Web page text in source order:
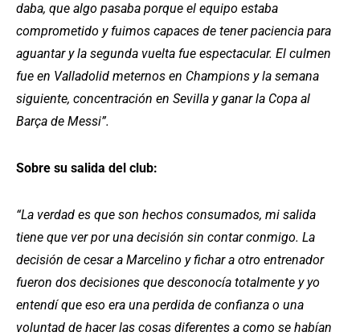
daba, que algo pasaba porque el equipo estaba
comprometido y fuimos capaces de tener paciencia para
aguantar y la segunda vuelta fue espectacular. El culmen
fue en Valladolid meternos en Champions y la semana
siguiente, concentración en Sevilla y ganar la Copa al
Barça de Messi”.
Sobre su salida del club:
“La verdad es que son hechos consumados, mi salida
tiene que ver por una decisión sin contar conmigo. La
decisión de cesar a Marcelino y fichar a otro entrenador
fueron dos decisiones que desconocía totalmente y yo
entendí que eso era una perdida de confianza o una
voluntad de hacer las cosas diferentes a como se habían